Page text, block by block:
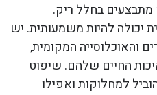
מתבצעים בחלל ריק.
להיות משמעותית. יש
והאוכלוסייה המקומית,
החיים שלהם. שיפוט
למחלוקות ואפילו